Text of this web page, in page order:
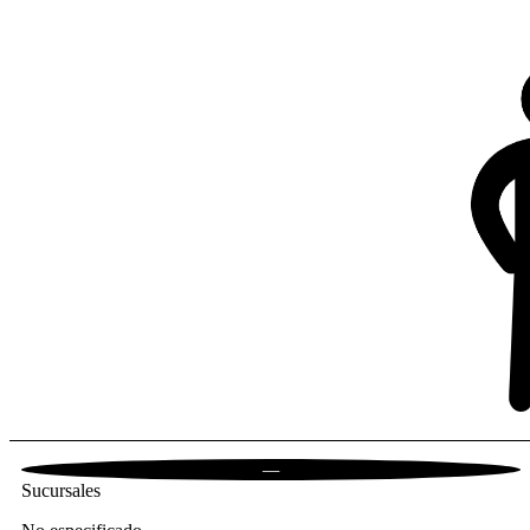
—
Sucursales